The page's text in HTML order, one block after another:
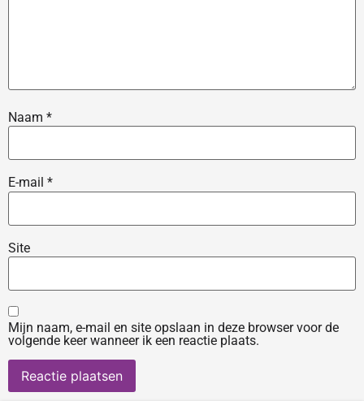
Naam *
E-mail *
Site
Mijn naam, e-mail en site opslaan in deze browser voor de
volgende keer wanneer ik een reactie plaats.